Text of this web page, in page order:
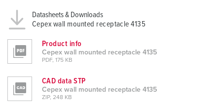
Datasheets & Downloads
Cepex wall mounted receptacle 4135
Product info
Cepex wall mounted receptacle 4135
PDF, 175 KB
CAD data STP
Cepex wall mounted receptacle 4135
ZIP, 248 KB